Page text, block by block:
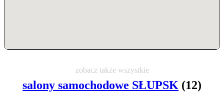
zobacz także wszystkie
salony samochodowe SŁUPSK (12)